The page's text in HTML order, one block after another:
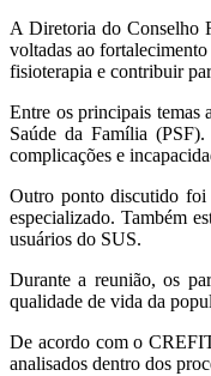
A Diretoria do Conselho
voltadas ao
fisioterapia e contribuir
Entre os principais temas
Saúde da Família
complicações e
Outro ponto discutido foi
especializado. Também
usuários do SUS.
Durante a reunião, os
qualidade de vida da
De acordo com o
analisados dentro dos